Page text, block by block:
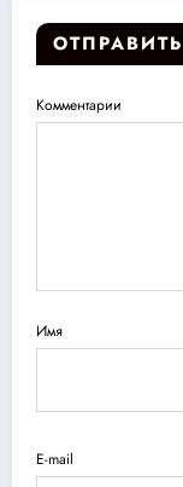
Комментарии
Имя
E-mail